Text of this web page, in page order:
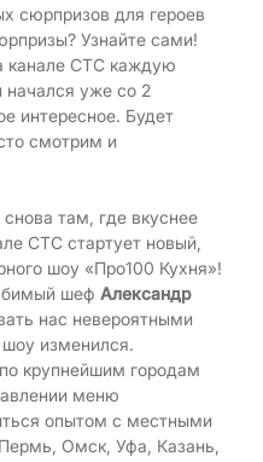
сюрпризов для героев
Узнайте сами!
канале СТС каждую
начался уже со 2
интересное. Будет
смотрим и
там, где вкуснее
СТС стартует новый,
шоу «Про100 Кухня»!
шеф Александр
нас невероятными
изменился.
крупнейшим городам
меню
опытом с местными
Омск, Уфа, Казань,